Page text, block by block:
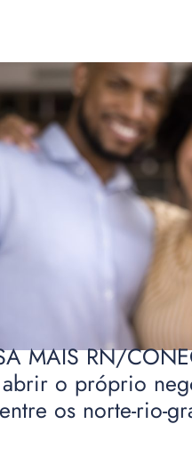
MAIS RN/
o próprio
os norte-rio-